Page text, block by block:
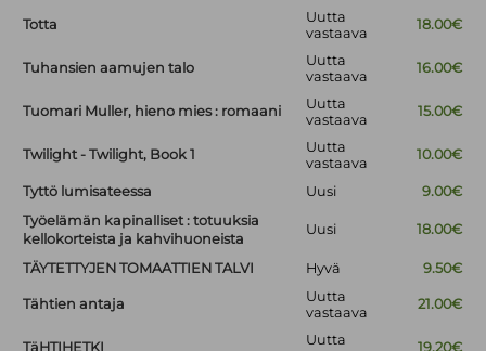
Totta
Uutta
vastaava
18.00€
Tuhansien aamujen talo
Uutta
vastaava
16.00€
Tuomari Muller, hieno mies : romaani
Uutta
vastaava
15.00€
Twilight - Twilight, Book 1
Uutta
vastaava
10.00€
Tyttö lumisateessa Uusi
9.00€
Työelämän kapinalliset : totuuksia
kellokorteista ja kahvihuoneista
Uusi 18.00€
TÄYTETTYJEN TOMAATTIEN TALVI Hyvä 9.50€
Tähtien antaja
Uutta
vastaava
21.00€
TäHTIHETKI
Uutta
19.20€